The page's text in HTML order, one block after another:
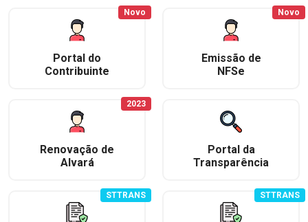
Portal do
Contribuinte
Novo
Emissão de
NFSe
Novo
Renovação de
Alvará
2023
Portal da
Transparência
STTRANS STTRANS